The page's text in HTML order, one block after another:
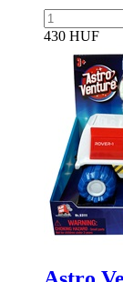
430 HUF